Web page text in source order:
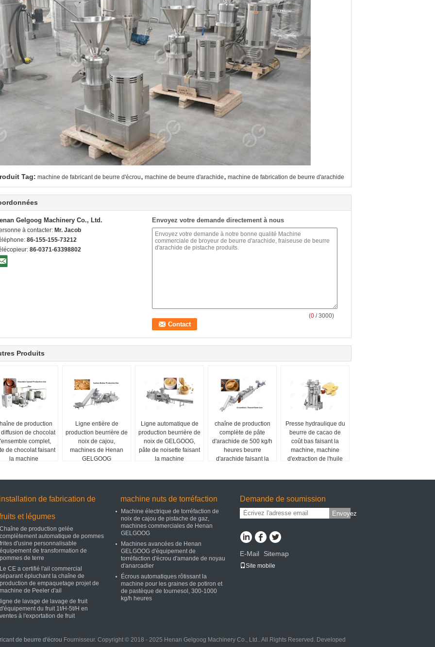
Tag: machine de fabricant de beurre d'écrou, machine de beurre d'arachide, machine de fabrication de beurre d'arachide
Gelgoog Machinery Co., Ltd.
à contacter: Mr. Jacob
86-155-155-73212
86-0371-63398802
Envoyez votre demande directement à nous
(0 / 3000)
Produits
de production
de chocolat
complet,
de chocolat faisant
la machine
Ligne entière de
production beurrière de
noix de cajou,
machines de Henan
GELGOOG
Ligne automatique de
production beurrière de
noix de GELGOOG,
pâte de noisette faisant
la machine
chaîne de production
complète de pâte
d'arachide de 500 kg/h
heures beurre
d'arachide faisant la
Presse hydraulique du
beurre de cacao de
coût bas faisant la
machine, machine
d'extraction de l'huile
de fabrication de
et légumes
Chaîne de production gelée
complètement automatique de pommes
frites d'usine personnalisable
équipement de transformation de
pommes de terre
Le CE a certifié l'ail commercial
séparant épluchant la chaîne de
production de empaquetage projet de
machine de Peeler d'ail
ligne de lavage de lavage de fruit
d'équipement du fruit 1t/H-5t/H en
ventes à l'exportation de fruit
machine nuts de torréfaction
Machine électrique de torréfaction de
noix de cajou de pistache de gaz,
machines commerciales de Henan
GELGOOG
Machines avancées de Henan
GELGOOG d'équipement de
torréfaction d'écrou d'amande de noyau
d'anarcadier
Écrous automatiques rôtissant la
machine pour les graines de potiron et
de pastèque de tournesol, 300-1000
kg/h heures
Demande de soumission
Envoyez
E-Mail Sitemap
Site mobile
de beurre d'écrou Fournisseur. Copyright © 2018 - 2025 Henan Gelgoog Machinery Co., Ltd.. All Rights Reserved. Developed